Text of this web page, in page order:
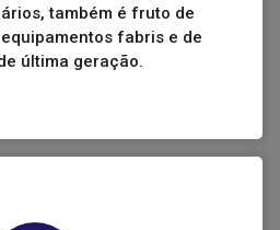
também é fruto de
fabris e de
última geração.